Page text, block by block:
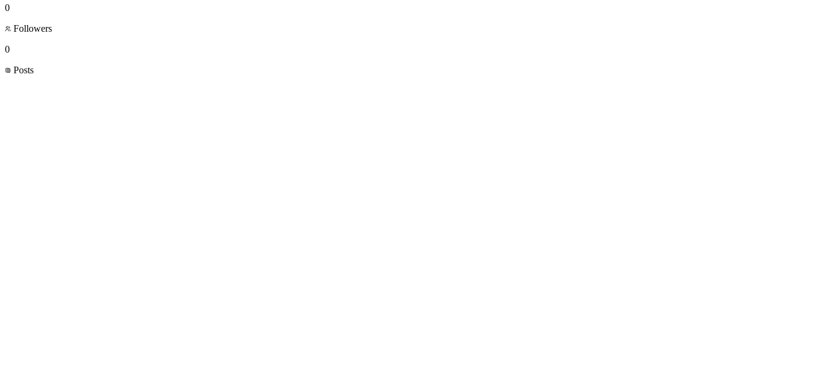
0
Followers
0
Posts